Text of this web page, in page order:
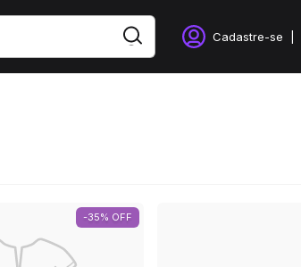
Cadastre-se
-35% OFF